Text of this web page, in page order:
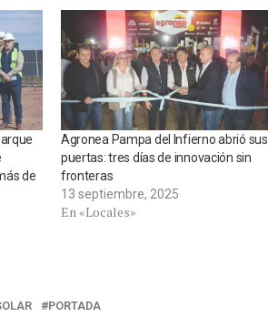
de
Agronea Pampa del Infierno abrió sus
puertas: tres días de innovación sin
fronteras
13 septiembre, 2025
En «Locales»
PORTADA